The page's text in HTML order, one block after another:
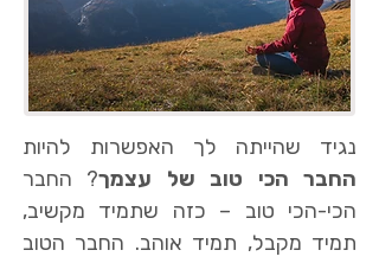
נגיד שהייתה לך האפשרות להיות
החבר הכי טוב של עצמך? החבר
הכי-הכי טוב – כזה שתמיד מקשיב,
תמיד מקבל, תמיד אוהב. החבר הטוב